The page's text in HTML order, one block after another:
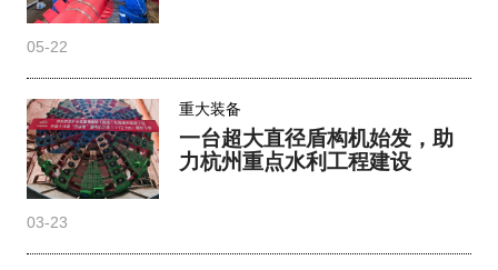
05-22
重大装备
一台超大直径盾构机始发，助
力杭州重点水利工程建设
03-23